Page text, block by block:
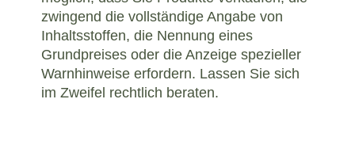
zwingend die vollständige Angabe von
Inhaltsstoffen, die Nennung eines
Grundpreises oder die Anzeige spezieller
Warnhinweise erfordern. Lassen Sie sich
im Zweifel rechtlich beraten.